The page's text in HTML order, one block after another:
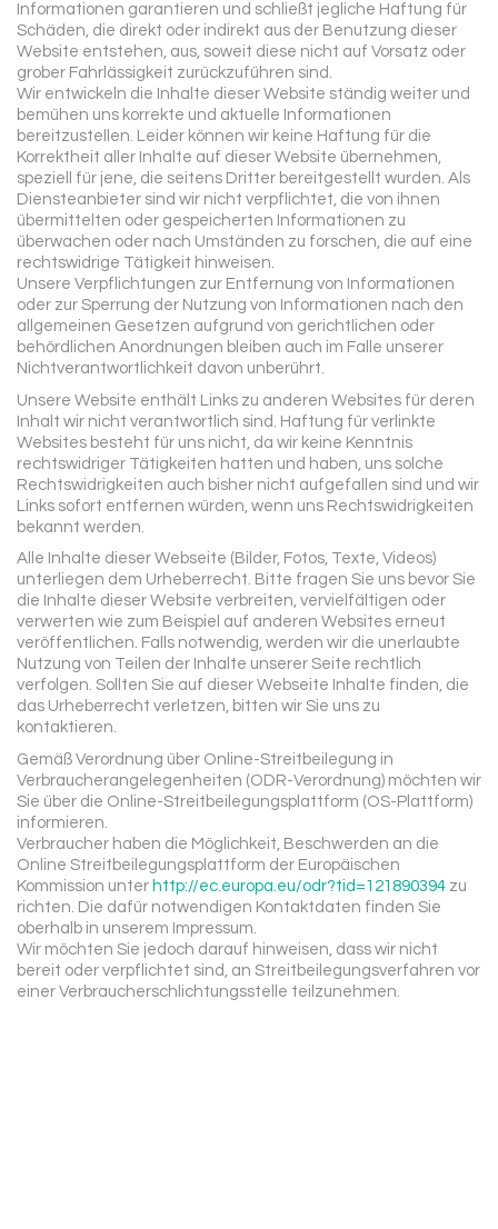
Informationen garantieren und schließt jegliche Haftung für
Schäden, die direkt oder indirekt aus der Benutzung dieser
Website entstehen, aus, soweit diese nicht auf Vorsatz oder
grober Fahrlässigkeit zurückzuführen sind.
Wir entwickeln die Inhalte dieser Website ständig weiter und
bemühen uns korrekte und aktuelle Informationen
bereitzustellen. Leider können wir keine Haftung für die
Korrektheit aller Inhalte auf dieser Website übernehmen,
speziell für jene, die seitens Dritter bereitgestellt wurden. Als
Diensteanbieter sind wir nicht verpflichtet, die von ihnen
übermittelten oder gespeicherten Informationen zu
überwachen oder nach Umständen zu forschen, die auf eine
rechtswidrige Tätigkeit hinweisen.
Unsere Verpflichtungen zur Entfernung von Informationen
oder zur Sperrung der Nutzung von Informationen nach den
allgemeinen Gesetzen aufgrund von gerichtlichen oder
behördlichen Anordnungen bleiben auch im Falle unserer
Nichtverantwortlichkeit davon unberührt.
Unsere Website enthält Links zu anderen Websites für deren
Inhalt wir nicht verantwortlich sind. Haftung für verlinkte
Websites besteht für uns nicht, da wir keine Kenntnis
rechtswidriger Tätigkeiten hatten und haben, uns solche
Rechtswidrigkeiten auch bisher nicht aufgefallen sind und wir
Links sofort entfernen würden, wenn uns Rechtswidrigkeiten
bekannt werden.
Alle Inhalte dieser Webseite (Bilder, Fotos, Texte, Videos)
unterliegen dem Urheberrecht. Bitte fragen Sie uns bevor Sie
die Inhalte dieser Website verbreiten, vervielfältigen oder
verwerten wie zum Beispiel auf anderen Websites erneut
veröffentlichen. Falls notwendig, werden wir die unerlaubte
Nutzung von Teilen der Inhalte unserer Seite rechtlich
verfolgen. Sollten Sie auf dieser Webseite Inhalte finden, die
das Urheberrecht verletzen, bitten wir Sie uns zu
kontaktieren.
Gemäß Verordnung über Online-Streitbeilegung in
Verbraucherangelegenheiten (ODR-Verordnung) möchten wir
Sie über die Online-Streitbeilegungsplattform (OS-Plattform)
informieren.
Verbraucher haben die Möglichkeit, Beschwerden an die
Online Streitbeilegungsplattform der Europäischen
Kommission unter http://ec.europa.eu/odr?tid=121890394 zu
richten. Die dafür notwendigen Kontaktdaten finden Sie
oberhalb in unserem Impressum.
Wir möchten Sie jedoch darauf hinweisen, dass wir nicht
bereit oder verpflichtet sind, an Streitbeilegungsverfahren vor
einer Verbraucherschlichtungsstelle teilzunehmen.